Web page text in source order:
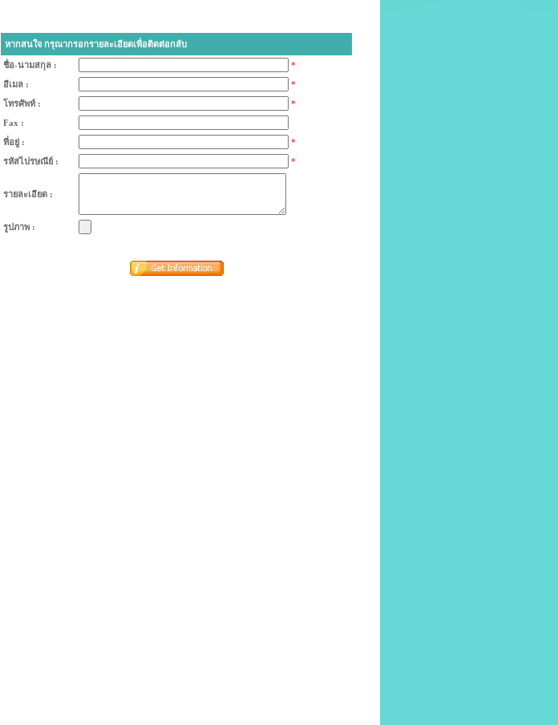
หากสนใจ กรุณากรอกรายละเอียดเพื่อติดต่อกลับ
ชื่อ-นามสกุล :
*
อีเมล :
*
โทรศัพท์ :
*
Fax :
ที่อยู่ :
*
รหัสไปรษณีย์ :
*
รายละเอียด :
รูปภาพ :